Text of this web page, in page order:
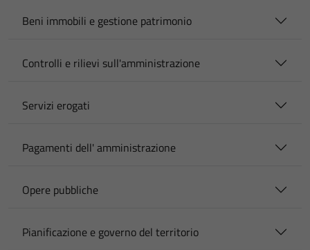
Beni immobili e gestione patrimonio
Controlli e rilievi sull'amministrazione
Servizi erogati
Pagamenti dell' amministrazione
Opere pubbliche
Pianificazione e governo del territorio